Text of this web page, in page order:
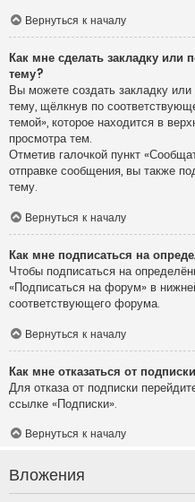
Вернуться к началу
Как мне сделать закладку или
тему?
Вы можете создать закладку
тему, щёлкнув по
темой», которое находится в
просмотра тем.
Отметив галочкой пункт
отправке сообщения, вы также
тему.
Вернуться к началу
Как мне подписаться на
Чтобы подписаться на
«Подписаться на форум» в
соответствующего форума.
Вернуться к началу
Как мне отказаться от
Для отказа от подписки
ссылке «Подписки».
Вернуться к началу
Вложения